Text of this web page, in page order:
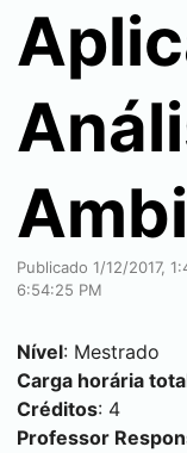
Publicado 1/12/2017,
6:54:25 PM
Nível: Mestrado
Carga horária
Créditos: 4
Professor